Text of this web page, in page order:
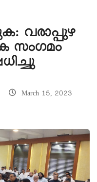
വരാപ്പുഴ
സംഗമം
March 15, 2023